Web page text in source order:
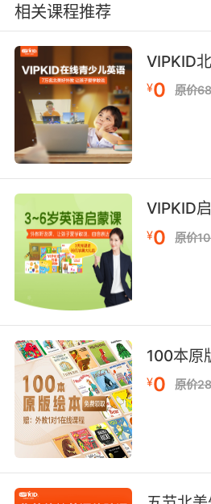
养跨文化意识 英语手抄报
化意识的有效途径。语言是
学习英语的过程中，了解英
风俗习惯、价值观等对于提
养至关重要。 通过手抄报设
入探究英语国家的文化。
国、美国、加拿大等国家
食、历史名人等方面的资料
抄报的形式呈现出来。在这
仅能够学习到英语知识，还
之间的差异和魅力。例如，
手抄报时，学生们会了解到
习俗以及相关的英语表达。
的生日习俗与西方的圣诞
种对比能够让学生们更加深
性。 此外，手抄报设计还
化交流。在课堂上，学生们
作品，分享自己所了解的英
流不仅能够拓宽学生们的文
他们的跨文化交际能力。正
申所指出的：“学习外语的
一种文化的过程。”英语手
供了一个了解和体验英语国
于培养他们的跨文化意识，
相关课程推荐
VIPKID
¥0 原价
VIPKID
¥0 原价
100本原
¥0 原价